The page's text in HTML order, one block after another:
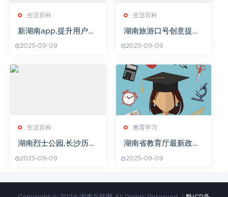
生活百科
新湖南app,提升用户体
策略解析
2025-09-09
生活百科
湖南旅游口号创意提炼
牌影响力
2025-09-09
生活百科
湖南烈士公园,长沙历史
2025-09-09
教育学习
湖南省教育厅最新政策
2025-09-09